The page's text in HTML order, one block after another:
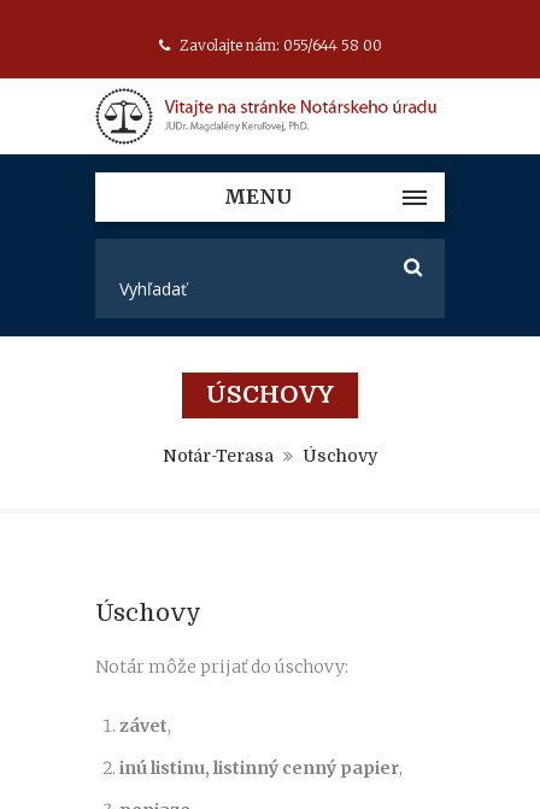
Zavolajte nám: 055/644 58 00
MENU
ÚSCHOVY
Notár-Terasa Úschovy
Úschovy
Notár môže prijať do úschovy:
závet,
inú listinu, listinný cenný papier,